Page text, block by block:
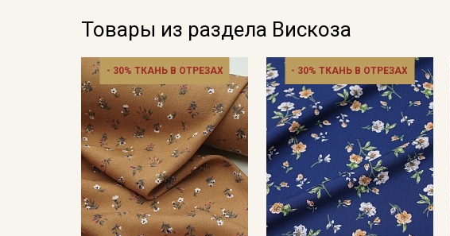
Товары из раздела Вискоза
- 30% ТКАНЬ В ОТРЕЗАХ - 30% ТКАНЬ В ОТРЕЗАХ